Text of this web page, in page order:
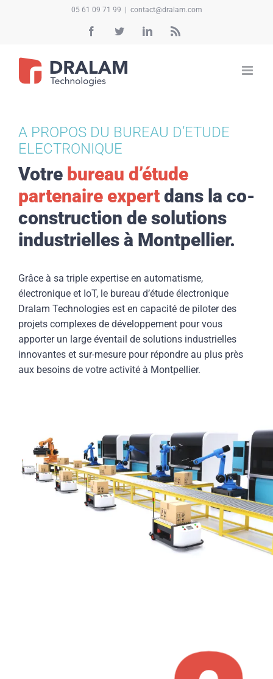
05 61 09 71 99 contact@dralam.com
FacebookTwitterLinkedInRss
A PROPOS DU BUREAU D’ETUDE
ELECTRONIQUE
Votre bureau d’étude
partenaire expert dans la co-
construction de solutions
industrielles à Montpellier.
Grâce à sa triple expertise en automatisme,
électronique et IoT, le bureau d’étude électronique
Dralam Technologies est en capacité de piloter des
projets complexes de développement pour vous
apporter un large éventail de solutions industrielles
innovantes et sur-mesure pour répondre au plus près
aux besoins de votre activité à Montpellier.